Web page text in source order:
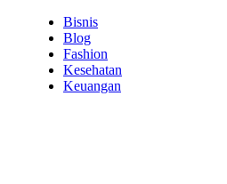
Bisnis
Blog
Fashion
Kesehatan
Keuangan